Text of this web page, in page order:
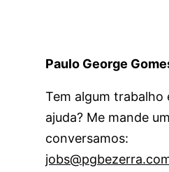
Paulo George
Tem algum trabalho
ajuda? Me mande
conversamos: